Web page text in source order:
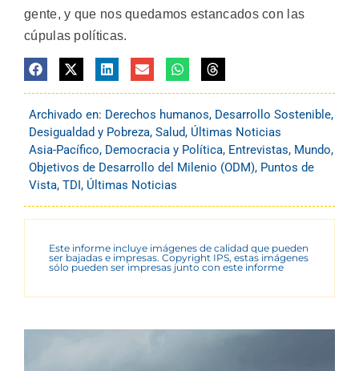
gente, y que nos quedamos estancados con las
cúpulas políticas.
Archivado en: Derechos humanos, Desarrollo Sostenible,
Desigualdad y Pobreza, Salud, Últimas Noticias
Asia-Pacífico, Democracia y Política, Entrevistas, Mundo,
Objetivos de Desarrollo del Milenio (ODM), Puntos de
Vista, TDI, Últimas Noticias
Este informe incluye imágenes de calidad que pueden
ser bajadas e impresas. Copyright IPS, estas imágenes
sólo pueden ser impresas junto con este informe